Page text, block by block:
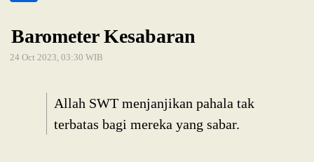
Barometer Kesabaran
24 Oct 2023, 03:30 WIB
Allah SWT menjanjikan pahala tak
terbatas bagi mereka yang sabar.